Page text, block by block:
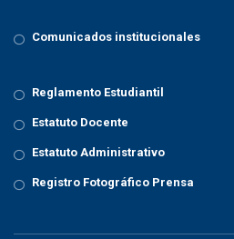
Comunicados institucionales
Reglamento Estudiantil
Estatuto Docente
Estatuto Administrativo
Registro Fotográfico Prensa